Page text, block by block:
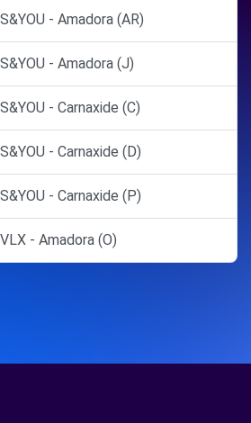
- Amadora (AR)
- Amadora (J)
- Carnaxide (C)
- Carnaxide (D)
- Carnaxide (P)
- Amadora (O)